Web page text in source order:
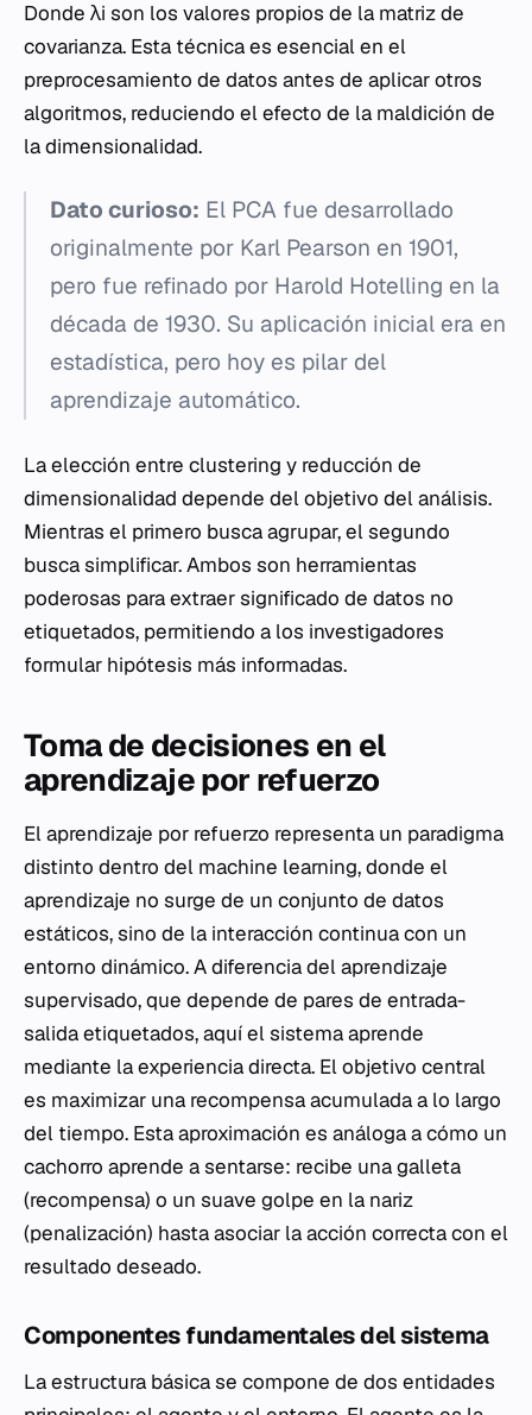
Donde λi​ son los valores propios de la matriz de
covarianza. Esta técnica es esencial en el
preprocesamiento de datos antes de aplicar otros
algoritmos, reduciendo el efecto de la maldición de
la dimensionalidad.
Dato curioso: El PCA fue desarrollado
originalmente por Karl Pearson en 1901,
pero fue refinado por Harold Hotelling en la
década de 1930. Su aplicación inicial era en
estadística, pero hoy es pilar del
aprendizaje automático.
La elección entre clustering y reducción de
dimensionalidad depende del objetivo del análisis.
Mientras el primero busca agrupar, el segundo
busca simplificar. Ambos son herramientas
poderosas para extraer significado de datos no
etiquetados, permitiendo a los investigadores
formular hipótesis más informadas.
Toma de decisiones en el
aprendizaje por refuerzo
El aprendizaje por refuerzo representa un paradigma
distinto dentro del machine learning, donde el
aprendizaje no surge de un conjunto de datos
estáticos, sino de la interacción continua con un
entorno dinámico. A diferencia del aprendizaje
supervisado, que depende de pares de entrada-
salida etiquetados, aquí el sistema aprende
mediante la experiencia directa. El objetivo central
es maximizar una recompensa acumulada a lo largo
del tiempo. Esta aproximación es análoga a cómo un
cachorro aprende a sentarse: recibe una galleta
(recompensa) o un suave golpe en la nariz
(penalización) hasta asociar la acción correcta con el
resultado deseado.
Componentes fundamentales del sistema
La estructura básica se compone de dos entidades